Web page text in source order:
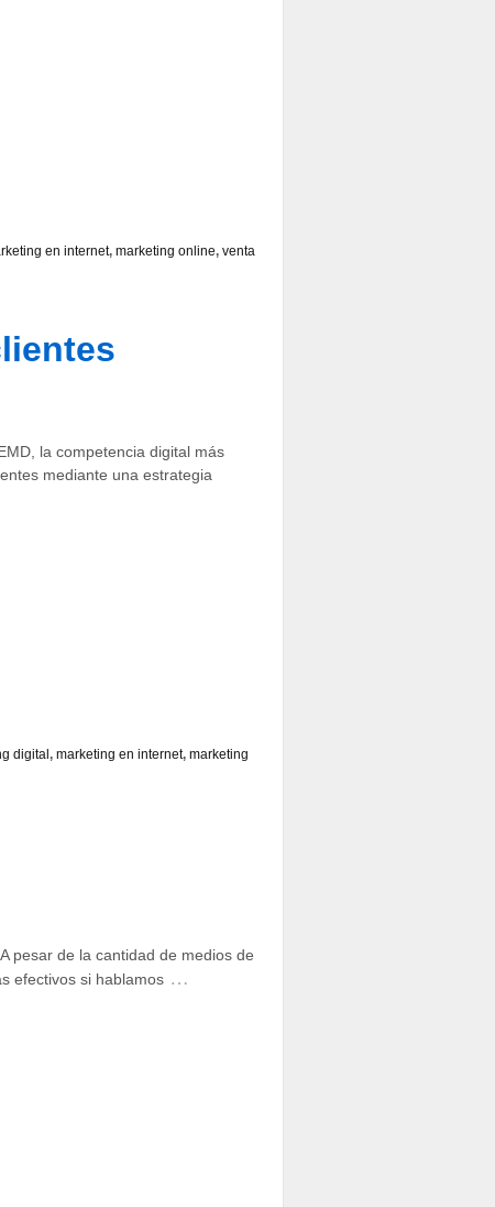
en internet, marketing online, venta
la competencia digital más
mediante una estrategia
digital , marketing en internet, marketing
pesar de la cantidad de medios de
efectivos si hablamos …